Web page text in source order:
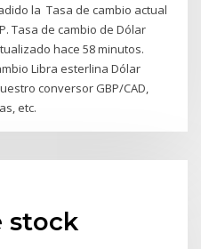
la Tasa de cambio actual
Tasa de cambio de Dólar
hace 58 minutos.
Libra esterlina Dólar
conversor GBP/CAD,
etc.
stock